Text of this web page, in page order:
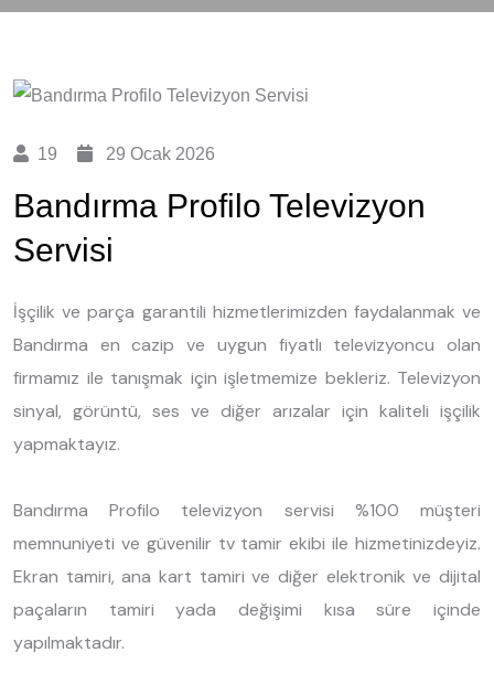
19 29 Ocak 2026
Bandırma Profilo Televizyon
Servisi
İşçilik ve parça garantili hizmetlerimizden faydalanmak ve
Bandırma en cazip ve uygun fiyatlı televizyoncu olan
firmamız ile tanışmak için işletmemize bekleriz. Televizyon
sinyal, görüntü, ses ve diğer arızalar için kaliteli işçilik
yapmaktayız.
Bandırma Profilo televizyon servisi %100 müşteri
memnuniyeti ve güvenilir tv tamir ekibi ile hizmetinizdeyiz.
Ekran tamiri, ana kart tamiri ve diğer elektronik ve dijital
paçaların tamiri yada değişimi kısa süre içinde
yapılmaktadır.